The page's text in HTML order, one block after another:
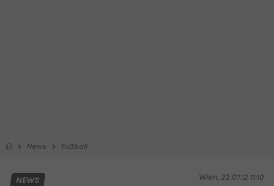
News Fußball
Wien, 22.07.12 11:10
NEWS